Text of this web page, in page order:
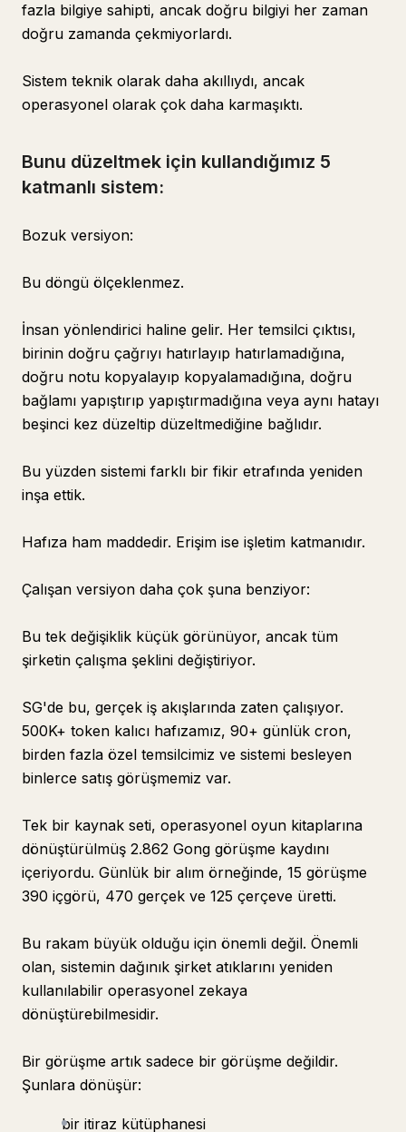
fazla bilgiye sahipti, ancak doğru bilgiyi her zaman
doğru zamanda çekmiyorlardı.
Sistem teknik olarak daha akıllıydı, ancak
operasyonel olarak çok daha karmaşıktı.
Bunu düzeltmek için kullandığımız 5
katmanlı sistem:
Bozuk versiyon:
Bu döngü ölçeklenmez.
İnsan yönlendirici haline gelir. Her temsilci çıktısı,
birinin doğru çağrıyı hatırlayıp hatırlamadığına,
doğru notu kopyalayıp kopyalamadığına, doğru
bağlamı yapıştırıp yapıştırmadığına veya aynı hatayı
beşinci kez düzeltip düzeltmediğine bağlıdır.
Bu yüzden sistemi farklı bir fikir etrafında yeniden
inşa ettik.
Hafıza ham maddedir. Erişim ise işletim katmanıdır.
Çalışan versiyon daha çok şuna benziyor:
Bu tek değişiklik küçük görünüyor, ancak tüm
şirketin çalışma şeklini değiştiriyor.
SG'de bu, gerçek iş akışlarında zaten çalışıyor.
500K+ token kalıcı hafızamız, 90+ günlük cron,
birden fazla özel temsilcimiz ve sistemi besleyen
binlerce satış görüşmemiz var.
Tek bir kaynak seti, operasyonel oyun kitaplarına
dönüştürülmüş 2.862 Gong görüşme kaydını
içeriyordu. Günlük bir alım örneğinde, 15 görüşme
390 içgörü, 470 gerçek ve 125 çerçeve üretti.
Bu rakam büyük olduğu için önemli değil. Önemli
olan, sistemin dağınık şirket atıklarını yeniden
kullanılabilir operasyonel zekaya
dönüştürebilmesidir.
Bir görüşme artık sadece bir görüşme değildir.
Şunlara dönüşür:
bir itiraz kütüphanesi